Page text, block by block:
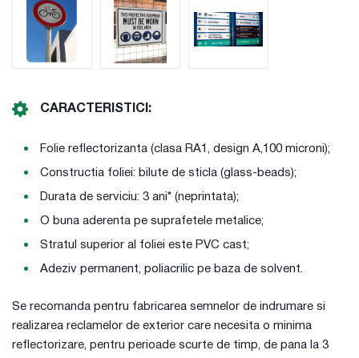
CARACTERISTICI:
Folie reflectorizanta (clasa RA1, design A,100 microni);
Constructia foliei: bilute de sticla (glass-beads);
Durata de serviciu: 3 ani* (neprintata);
O buna aderenta pe suprafetele metalice;
Stratul superior al foliei este PVC cast;
Adeziv permanent, poliacrilic pe baza de solvent.
Se recomanda pentru fabricarea semnelor de indrumare si
realizarea reclamelor de exterior care necesita o minima
reflectorizare, pentru perioade scurte de timp, de pana la 3